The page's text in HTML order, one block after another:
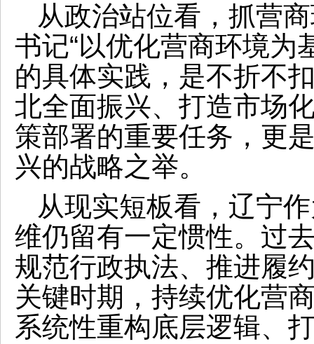
从政治站位看，抓营
书记“以优化营商环境为
的具体实践，是不折不
北全面振兴、打造市场
策部署的重要任务，更
兴的战略之举。
从现实短板看，辽宁
维仍留有一定惯性。过
规范行政执法、推进履
关键时期，持续优化营
系统性重构底层逻辑、